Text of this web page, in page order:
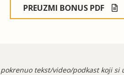
PREUZMI BONUS PDF
tekst/video/podkast koji